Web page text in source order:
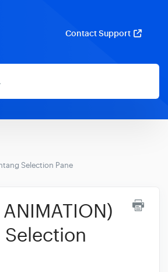
Contact Support
Selection Pane
Selection